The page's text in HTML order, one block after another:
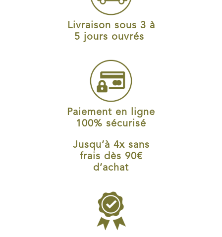
Livraison sous 3 à
5 jours ouvrés
Paiement en ligne
100% sécurisé
Jusqu’à 4x sans
frais dès 90€
d’achat